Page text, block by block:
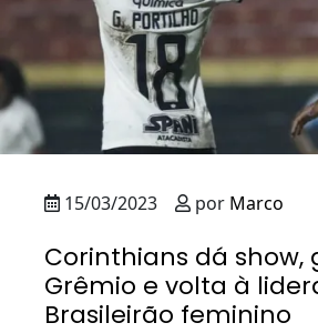
15/03/2023 por Marco
Corinthians dá show,
Grêmio e volta à
Brasileirão feminino